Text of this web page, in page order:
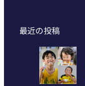
最近の投稿